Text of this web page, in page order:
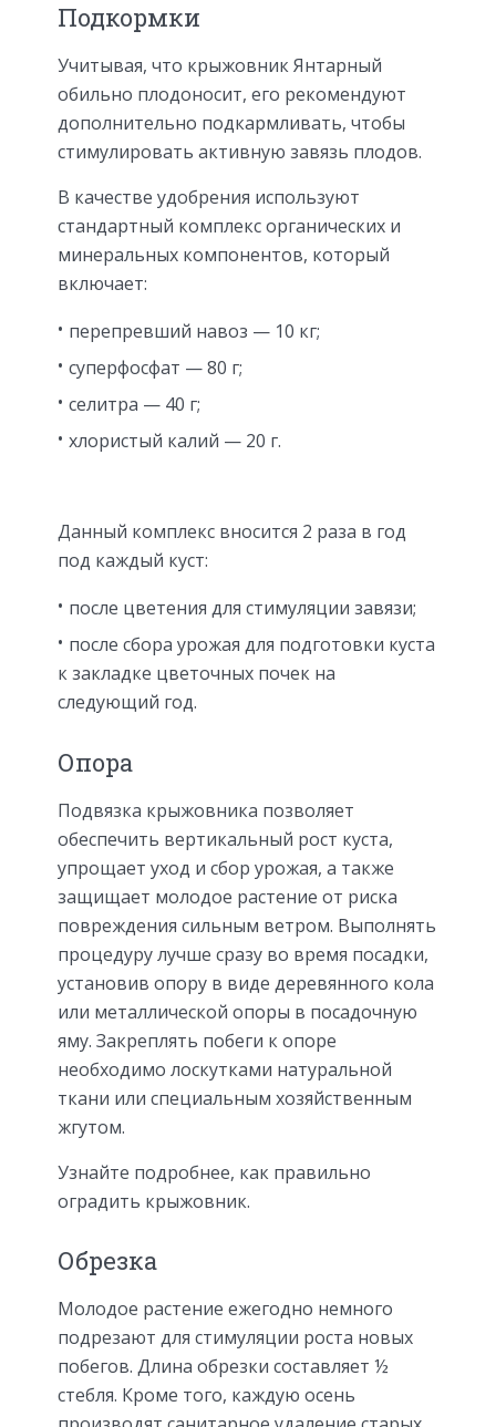
Подкормки
Учитывая, что крыжовник Янтарный
обильно плодоносит, его рекомендуют
дополнительно подкармливать, чтобы
стимулировать активную завязь плодов.
В качестве удобрения используют
стандартный комплекс органических и
минеральных компонентов, который
включает:
перепревший навоз — 10 кг;
суперфосфат — 80 г;
селитра — 40 г;
хлористый калий — 20 г.
Данный комплекс вносится 2 раза в год
под каждый куст:
после цветения для стимуляции завязи;
после сбора урожая для подготовки куста
к закладке цветочных почек на
следующий год.
Опора
Подвязка крыжовника позволяет
обеспечить вертикальный рост куста,
упрощает уход и сбор урожая, а также
защищает молодое растение от риска
повреждения сильным ветром. Выполнять
процедуру лучше сразу во время посадки,
установив опору в виде деревянного кола
или металлической опоры в посадочную
яму. Закреплять побеги к опоре
необходимо лоскутками натуральной
ткани или специальным хозяйственным
жгутом.
Узнайте подробнее, как правильно
оградить крыжовник.
Обрезка
Молодое растение ежегодно немного
подрезают для стимуляции роста новых
побегов. Длина обрезки составляет ½
стебля. Кроме того, каждую осень